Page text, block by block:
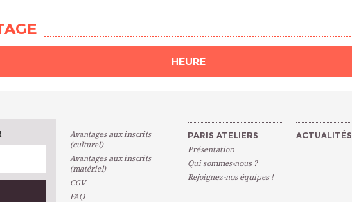
HEURE
Avantages aux inscrits
(culturel)
Avantages aux inscrits
(matériel)
CGV
FAQ
PARIS ATELIERS
Présentation
Qui sommes-nous ?
Rejoignez-nos équipes !
ACTUALITÉS